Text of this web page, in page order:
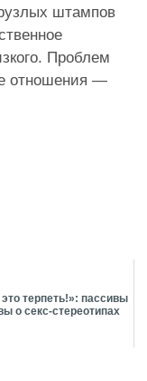
штампов
Проблем
отношения —
терпеть!»: пассивы
о секс-стереотипах